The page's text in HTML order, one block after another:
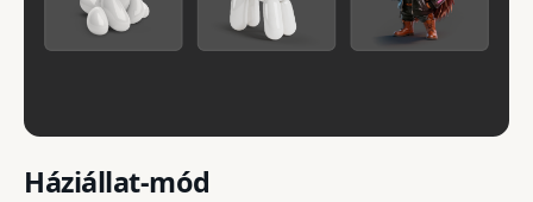
Háziállat-mód